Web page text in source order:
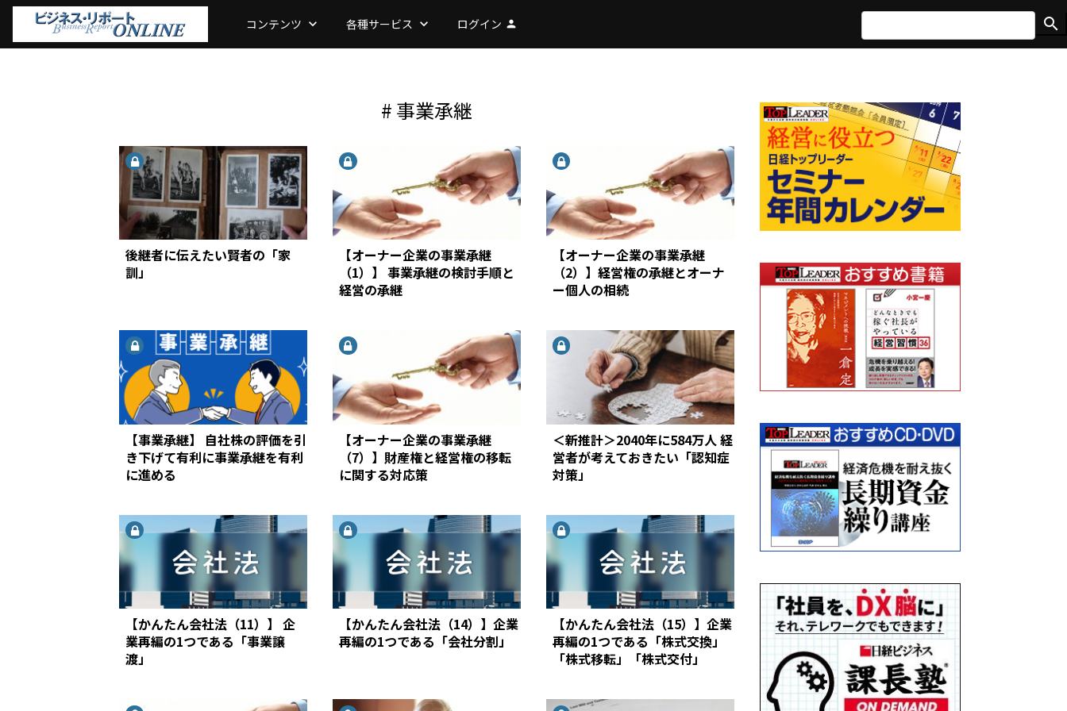
コンテンツ keyboard_arrow_down 各種サービス keyboard_arrow_down ログイン person search
# 事業承継
後継者に伝えたい賢者の「家
訓」
【オーナー企業の事業承継
（1）】 事業承継の検討手順と
経営の承継
【オーナー企業の事業承継
（2）】経営権の承継とオーナ
ー個人の相続
【事業承継】 自社株の評価を引
き下げて有利に事業承継を有利
に進める
【オーナー企業の事業承継
（7）】財産権と経営権の移転
に関する対応策
＜新推計＞2040年に584万人 経
営者が考えておきたい「認知症
対策」
【かんたん会社法（11）】 企
業再編の1つである「事業譲
渡」
【かんたん会社法（14）】企業
再編の1つである「会社分割」
【かんたん会社法（15）】企業
再編の1つである「株式交換」
「株式移転」「株式交付」